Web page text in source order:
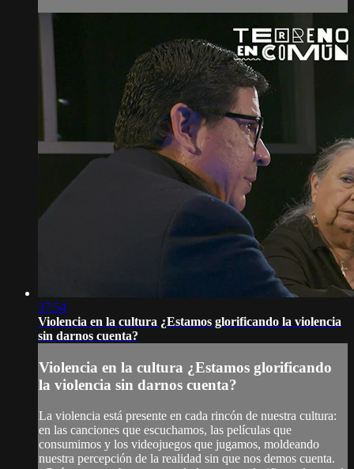
37:54
Violencia en la cultura ¿Estamos glorificando la violencia
sin darnos cuenta?
Violencia en la cultura ¿Estamos glorificando
la violencia sin darnos cuenta?
La violencia está presente en cada rincón de nuestra cultura:
en las canciones que escuchamos, las películas que
consumimos y los videojuegos que jugamos, moldeando
nuestra percepción de la realidad sin que nos demos cuenta.